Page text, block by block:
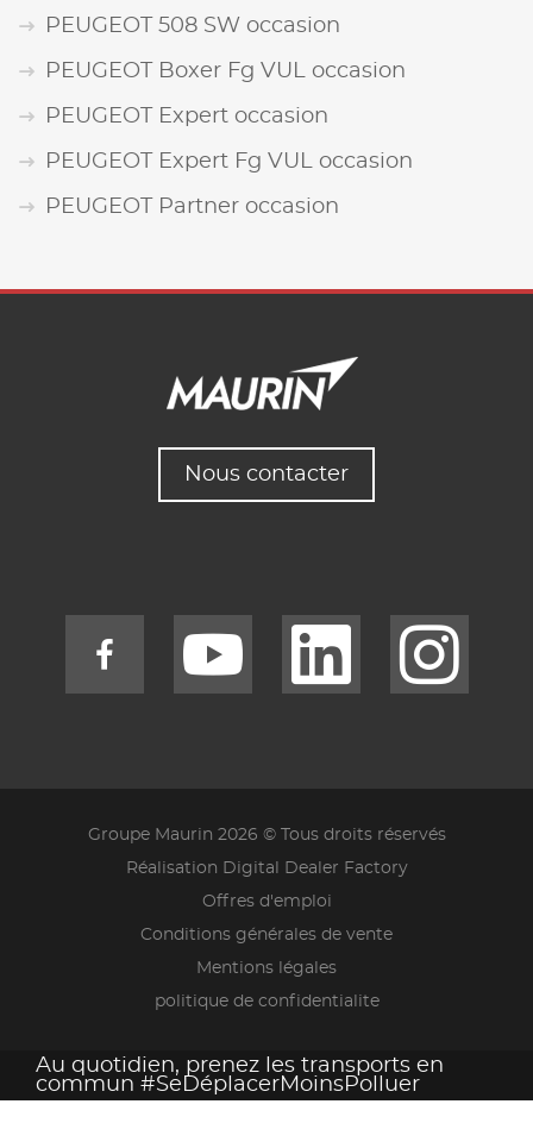
PEUGEOT 508 SW occasion
PEUGEOT Boxer Fg VUL occasion
PEUGEOT Expert occasion
PEUGEOT Expert Fg VUL occasion
PEUGEOT Partner occasion
Nous contacter
Groupe Maurin 2026 © Tous droits réservés
Réalisation Digital Dealer Factory
Offres d'emploi
Conditions générales de vente
Mentions légales
politique de confidentialite
Au quotidien, prenez les transports en
commun #SeDéplacerMoinsPolluer